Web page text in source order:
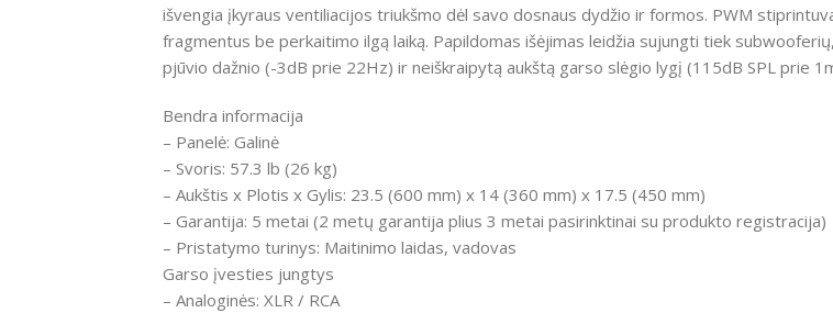
išvengia įkyraus ventiliacijos triukšmo dėl savo dosnaus dydžio ir formos. PWM
fragmentus be perkaitimo ilgą laiką. Papildomas išėjimas leidžia sujungti tiek
pjūvio dažnio (-3dB prie 22Hz) ir neiškraipytą aukštą garso slėgio lygį (115dB SPL prie
Bendra informacija
– Panelė: Galinė
– Svoris: 57.3 lb (26 kg)
– Aukštis x Plotis x Gylis: 23.5 (600 mm) x 14 (360 mm) x 17.5 (450 mm)
– Garantija: 5 metai (2 metų garantija plius 3 metai pasirinktinai su produkto registracija)
– Pristatymo turinys: Maitinimo laidas, vadovas
Garso įvesties jungtys
– Analoginės: XLR / RCA